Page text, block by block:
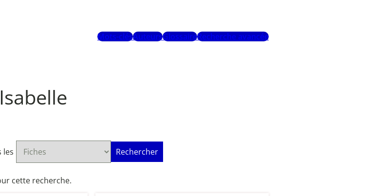
Mots-clésAuteursGlossaireRecherche avancée
les Rechercher
cette recherche.